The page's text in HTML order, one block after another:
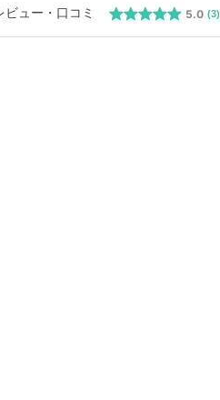
ビュー・口コミ 5.0 (3)